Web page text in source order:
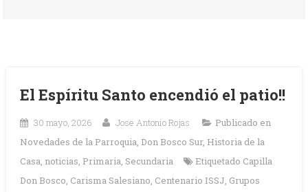
El Espíritu Santo encendió el patio!!
30 mayo, 2026 Jose Antonio Rojas
Publicado en
Novedades de la Parroquia, Don Bosco Sur, Historia de la
Casa, noticias, Primaria, Secundaria Etiquetado Capilla
Don Bosco, Carisma Salesiano, Centenario ISSJ, Grupos